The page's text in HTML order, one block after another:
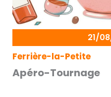
21/
Ferrière-la-Petite
Apéro-Tournage